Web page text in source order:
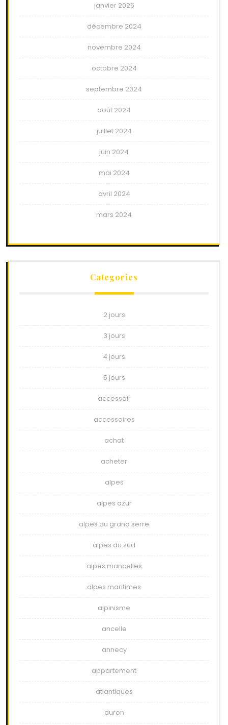
janvier 2025
décembre 2024
novembre 2024
octobre 2024
septembre 2024
août 2024
juillet 2024
juin 2024
mai 2024
avril 2024
mars 2024
Categories
2 jours
3 jours
4 jours
5 jours
accessoir
accessoires
achat
acheter
alpes
alpes azur
alpes du grand serre
alpes du sud
alpes mancelles
alpes maritimes
alpinisme
ancelle
annecy
appartement
atlantiques
auron